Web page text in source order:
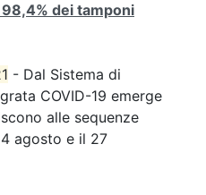
dei tamponi
- Dal Sistema di
COVID-19 emerge
alle sequenze
agosto e il 27